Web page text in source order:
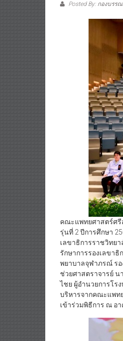
Posted By: กองบรร
คณะแพทยศาสตร์ศรี
รุ่นที่ 2 ปีการศึกษา
เลขาธิการราชวิทย
รักษาการรองเลขา
พยาบาลจุฬาภรณ์ ร
ช่วยศาสตราจารย์
ไชย ผู้อำนวยการโ
บริหารจากคณะแพท
เข้าร่วมพิธีการ ณ อ